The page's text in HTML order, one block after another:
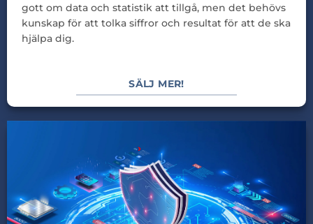
gott om data och statistik att tillgå, men det behövs
kunskap för att tolka siffror och resultat för att de ska
hjälpa dig.
SÄLJ MER!